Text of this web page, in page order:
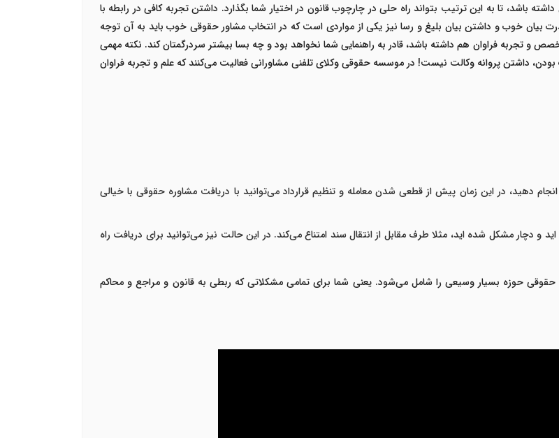
باشد، تا به این ترتیب بتواند راه حلی در چارچوب قانون در اختیار شما بگذارد. داشتن تجربه کافی در رابطه با
خوب و داشتن بیان بلیغ و رسا نیز یکی از مواردی است که در انتخاب مشاور حقوقی خوب باید به آن توجه
و تجربه فراوان هم داشته باشد، قادر به راهنمایی شما نخواهد بود و چه بسا بیشتر سردرگمتان کند. نکته مهمی
داشتن پروانه وکالت نیست! در موسسه حقوقی وکلای تلفنی مشاورانی فعالیت می‌کنند که علم و تجربه فراوان
دهید، در این زمان پیش از قطعی شدن معامله و تنظیم قرارداد می‌توانید با دریافت مشاوره حقوقی با خیالی
و دچار مشکل شده اید، مثلا طرف مقابل از انتقال سند امتناع می‌کند. در این حالت نیز می‌توانید برای دریافت راه
حقوقی حوزه بسیار وسیعی را شامل می‌شود. یعنی شما برای تمامی مشکلاتی که ربطی به قانون و مراجع و محاکم